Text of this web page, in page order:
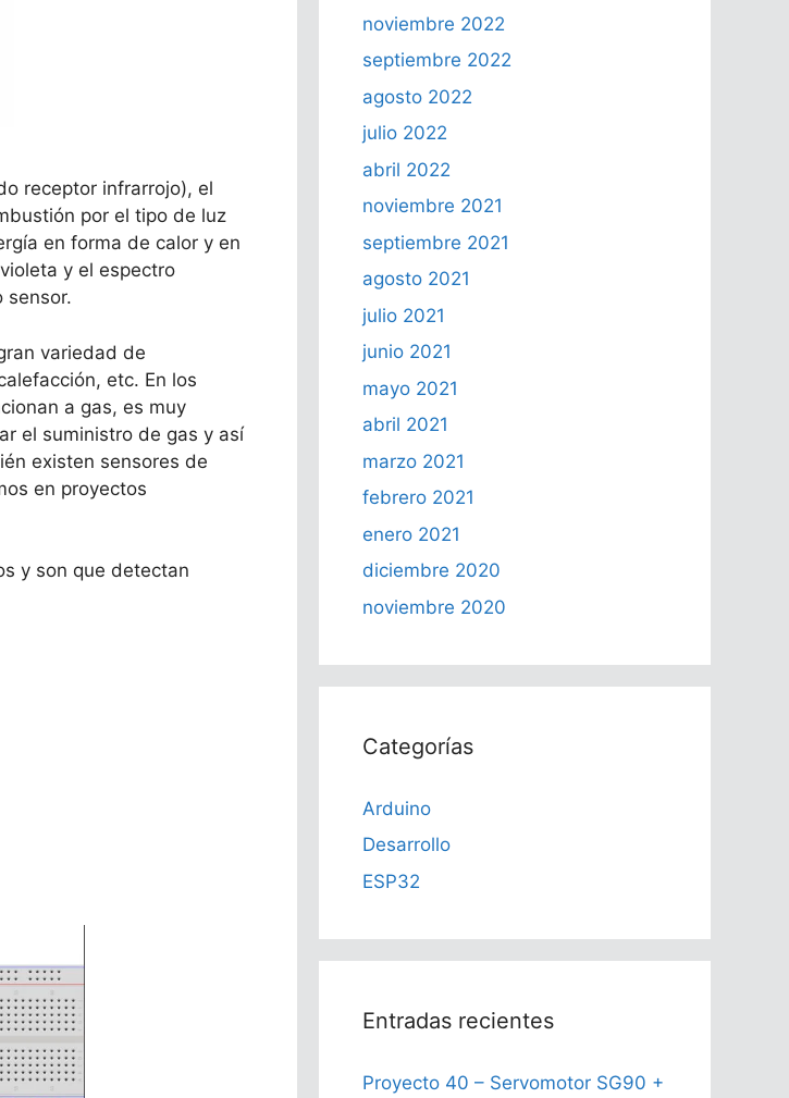
receptor infrarrojo), el
por el tipo de luz
en forma de calor y en
y el espectro
sensor.
variedad de
etc. En los
a gas, es muy
el suministro de gas y así
existen sensores de
en proyectos
y son que detectan
noviembre 2022
septiembre 2022
agosto 2022
julio 2022
abril 2022
noviembre 2021
septiembre 2021
agosto 2021
julio 2021
junio 2021
mayo 2021
abril 2021
marzo 2021
febrero 2021
enero 2021
diciembre 2020
noviembre 2020
Categorías
Arduino
Desarrollo
ESP32
Entradas recientes
Proyecto 40 – Servomotor SG90 +